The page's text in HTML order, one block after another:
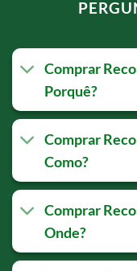
Comprar
Porquê?
Comprar
Como?
Comprar
Onde?